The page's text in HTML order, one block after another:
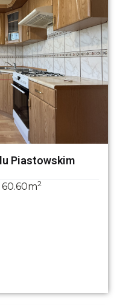
Piastowskim
60.60m2